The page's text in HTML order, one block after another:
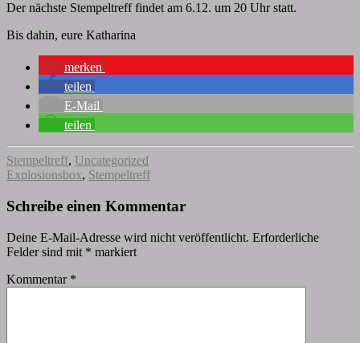
Der nächste Stempeltreff findet am 6.12. um 20 Uhr statt.
Bis dahin, eure Katharina
merken
teilen
E-Mail
teilen
Stempeltreff, Uncategorized
Explosionsbox, Stempeltreff
Schreibe einen Kommentar
Deine E-Mail-Adresse wird nicht veröffentlicht. Erforderliche
Felder sind mit * markiert
Kommentar *